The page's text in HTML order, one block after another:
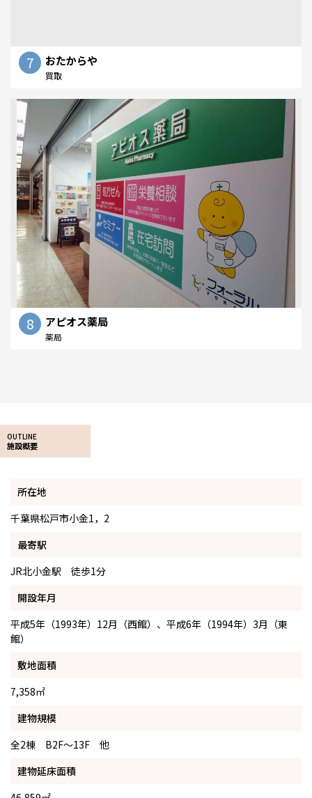
7 おたからや
買取
8 アピオス薬局
薬局
OUTLINE
施設概要
所在地
千葉県松戸市小金1，2
最寄駅
JR北小金駅 徒歩1分
開設年月
平成5年（1993年）12月（西館）、平成6年（1994年）3月（東
館）
敷地面積
7,358㎡
建物規模
全2棟 B2F～13F 他
建物延床面積